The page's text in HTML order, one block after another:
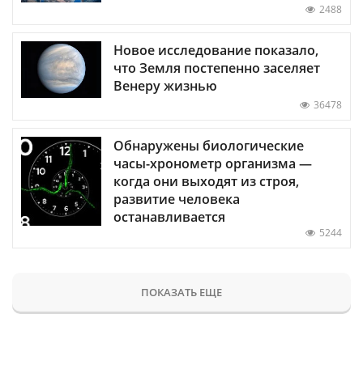
2488
Новое исследование показало,
что Земля постепенно заселяет
Венеру жизнью
36478
Обнаружены биологические
часы-хронометр организма —
когда они выходят из строя,
развитие человека
останавливается
5244
ПОКАЗАТЬ ЕЩЕ